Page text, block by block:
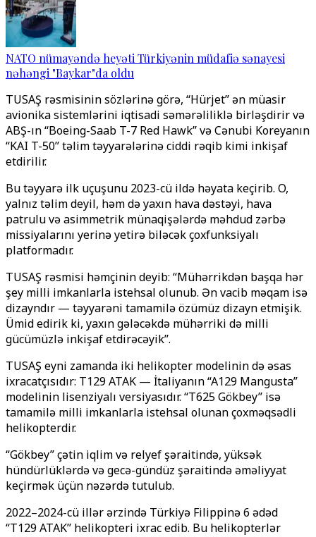
NATO nümayəndə heyəti Türkiyənin müdafiə sənayesi
nəhəngi "Baykar"da oldu
TUSAŞ rəsmisinin sözlərinə görə, ‘‘Hürjet’’ ən müasir
avionika sistemlərini iqtisadi səmərəliliklə birləşdirir və
ABŞ-ın ‘‘Boeing-Saab T-7 Red Hawk’’ və Cənubi Koreyanın
‘‘KAI T-50’’ təlim təyyarələrinə ciddi rəqib kimi inkişaf
etdirilir.
Bu təyyarə ilk uçuşunu 2023-cü ildə həyata keçirib. O,
yalnız təlim deyil, həm də yaxın hava dəstəyi, hava
patrulu və asimmetrik münaqişələrdə məhdud zərbə
missiyalarını yerinə yetirə biləcək çoxfunksiyalı
platformadır.
TUSAŞ rəsmisi həmçinin deyib: “Mühərrikdən başqa hər
şey milli imkanlarla istehsal olunub. Ən vacib məqam isə
dizayndır — təyyarəni tamamilə özümüz dizayn etmişik.
Ümid edirik ki, yaxın gələcəkdə mühərriki də milli
gücümüzlə inkişaf etdirəcəyik’’.
TUSAŞ eyni zamanda iki helikopter modelinin də əsas
ixracatçısıdır: T129 ATAK — İtaliyanın “A129 Mangusta”
modelinin lisenziyalı versiyasıdır. ‘‘T625 Gökbey’’ isə
tamamilə milli imkanlarla istehsal olunan çoxməqsədli
helikopterdir.
“Gökbey” çətin iqlim və relyef şəraitində, yüksək
hündürlüklərdə və gecə-gündüz şəraitində əməliyyat
keçirmək üçün nəzərdə tutulub.
2022–2024-cü illər ərzində Türkiyə Filippinə 6 ədəd
‘‘T129 ATAK’’ helikopteri ixrac edib. Bu helikopterlər